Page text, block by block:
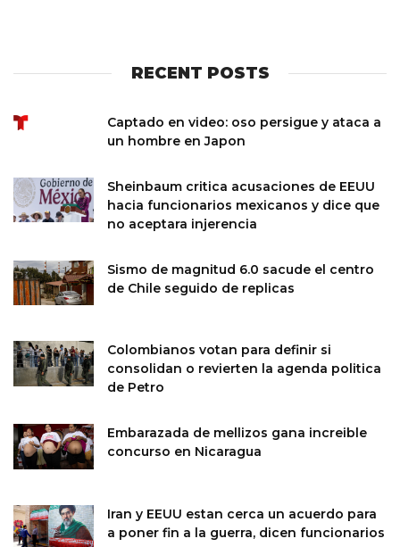
RECENT POSTS
Captado en video: oso persigue y ataca a
un hombre en Japon
Sheinbaum critica acusaciones de EEUU
hacia funcionarios mexicanos y dice que
no aceptara injerencia
Sismo de magnitud 6.0 sacude el centro
de Chile seguido de replicas
Colombianos votan para definir si
consolidan o revierten la agenda politica
de Petro
Embarazada de mellizos gana increible
concurso en Nicaragua
Iran y EEUU estan cerca un acuerdo para
a poner fin a la guerra, dicen funcionarios